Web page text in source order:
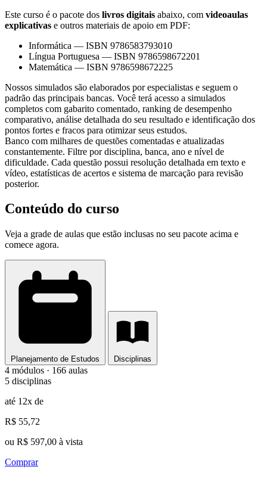
Este curso é o pacote dos livros digitais abaixo, com videoaulas
explicativas e outros materiais de apoio em PDF:
Informática — ISBN 9786583793010
Língua Portuguesa — ISBN 9786598672201
Matemática — ISBN 9786598672225
Nossos simulados são elaborados por especialistas e seguem o
padrão das principais bancas. Você terá acesso a simulados
completos com gabarito comentado, ranking de desempenho
comparativo, análise detalhada do seu resultado e identificação dos
pontos fortes e fracos para otimizar seus estudos.
Banco com milhares de questões comentadas e atualizadas
constantemente. Filtre por disciplina, banca, ano e nível de
dificuldade. Cada questão possui resolução detalhada em texto e
vídeo, estatísticas de acertos e sistema de marcação para revisão
posterior.
Conteúdo do curso
Veja a grade de aulas que estão inclusas no seu pacote acima e
comece agora.
Planejamento de Estudos Disciplinas
4 módulos · 166 aulas
5 disciplinas
até 12x de
R$ 55,72
ou R$ 597,00 à vista
Comprar